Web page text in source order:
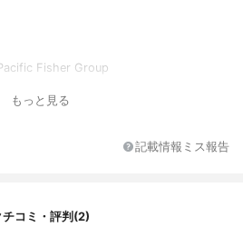
Fisher Group
もっと見る
記載情報ミス報告
チコミ・評判(2)